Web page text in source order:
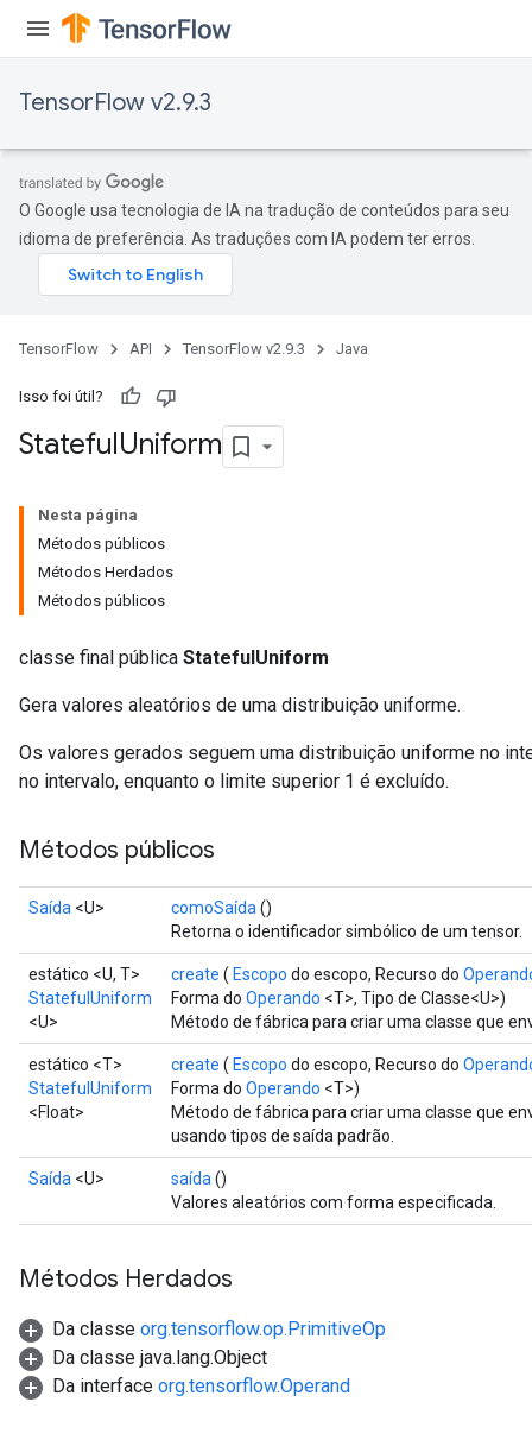
TensorFlow v2.9.3
O Google usa tecnologia de IA na tradução de conteúdos para seu
idioma de preferência. As traduções com IA podem ter erros.
TensorFlow API TensorFlow v2.9.3 Java
Isso foi útil?
StatefulUniform
Nesta página
Métodos públicos
Métodos Herdados
Métodos públicos
classe final pública StatefulUniform
Gera valores aleatórios de uma distribuição uniforme.
Os valores gerados seguem uma distribuição uniforme no
no intervalo, enquanto o limite superior 1 é excluído.
Métodos públicos
Saída <U> comoSaída ()
Retorna o identificador simbólico de um tensor.
estático <U, T>
StatefulUniform
<U>
create ( Escopo do escopo, Recurso do
Forma do Operando <T>, Tipo de Classe<U>)
Método de fábrica para criar uma classe que
estático <T>
StatefulUniform
<Float>
create ( Escopo do escopo, Recurso do
Forma do Operando <T>)
Método de fábrica para criar uma classe que
usando tipos de saída padrão.
Saída <U> saída ()
Valores aleatórios com forma especificada.
Métodos Herdados
Da classe org.tensorflow.op.PrimitiveOp
Da classe java.lang.Object
Da interface org.tensorflow.Operand